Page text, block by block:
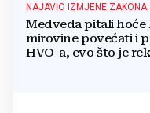
NAJAVIO IZMJENE ZAKONA
Medveda pitali hoće
mirovine povećati i
HVO-a, evo što je